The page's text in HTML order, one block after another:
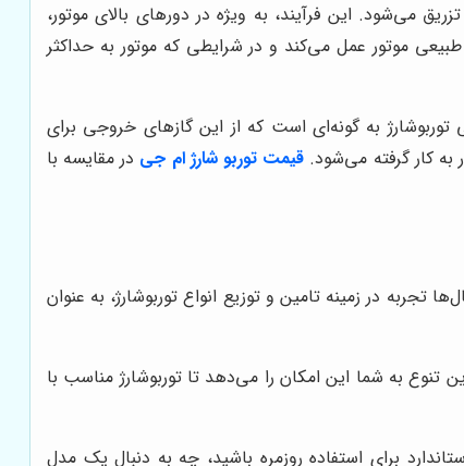
می‌شود. این فرآیند، به ویژه در دورهای بالای موتور،
موتور عمل می‌کند و در شرایطی که موتور به حداکثر
به گونه‌ای است که از این گازهای خروجی برای
به کار گرفته می‌شود. قیمت توربو شارژ ام جی در مقایسه با
تجربه در زمینه تامین و توزیع انواع توربوشارژ، به عنوان
به شما این امکان را می‌دهد تا توربوشارژ مناسب با
برای استفاده روزمره باشید، چه به دنبال یک مدل